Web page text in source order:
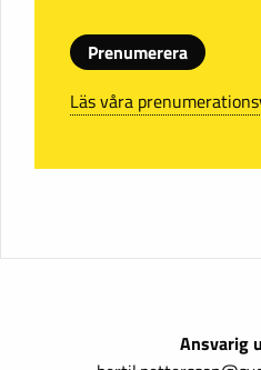
Prenumerera
Läs våra
Ansvarig